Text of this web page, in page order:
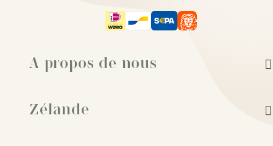
A propos de nous
Zélande